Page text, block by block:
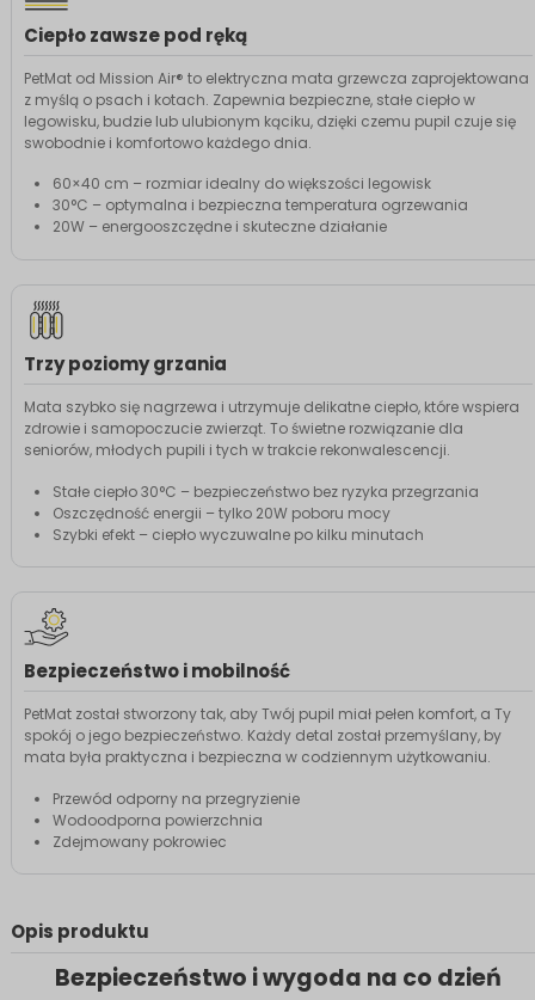
Ciepło zawsze pod ręką
PetMat od Mission Air® to elektryczna mata grzewcza zaprojektowana
z myślą o psach i kotach. Zapewnia bezpieczne, stałe ciepło w
legowisku, budzie lub ulubionym kąciku, dzięki czemu pupil czuje się
swobodnie i komfortowo każdego dnia.
60×40 cm – rozmiar idealny do większości legowisk
30°C – optymalna i bezpieczna temperatura ogrzewania
20W – energooszczędne i skuteczne działanie
Trzy poziomy grzania
Mata szybko się nagrzewa i utrzymuje delikatne ciepło, które wspiera
zdrowie i samopoczucie zwierząt. To świetne rozwiązanie dla
seniorów, młodych pupili i tych w trakcie rekonwalescencji.
Stałe ciepło 30°C – bezpieczeństwo bez ryzyka przegrzania
Oszczędność energii – tylko 20W poboru mocy
Szybki efekt – ciepło wyczuwalne po kilku minutach
Bezpieczeństwo i mobilność
PetMat został stworzony tak, aby Twój pupil miał pełen komfort, a Ty
spokój o jego bezpieczeństwo. Każdy detal został przemyślany, by
mata była praktyczna i bezpieczna w codziennym użytkowaniu.
Przewód odporny na przegryzienie
Wodoodporna powierzchnia
Zdejmowany pokrowiec
Opis produktu
Bezpieczeństwo i wygoda na co dzień